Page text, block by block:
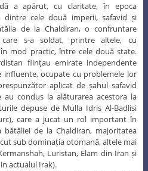
a apărut, cu claritate, în epoca
dintre cele două imperii, safavid și
de la Chaldiran, o confruntare
care s-a soldat, printre altele, cu
mod practic, între cele două state.
ființau emirate independente
ocupate cu problemele lor
aplicat de șahul safavid
au condus la alăturarea acestora la
depuse de Mulla Idris Al-Badlisi
care a jucat un rol important în
bătăliei de la Chaldiran, majoritatea
sub dominația otomană, altele mai
Luristan, Elam din Iran și
actualul Irak).